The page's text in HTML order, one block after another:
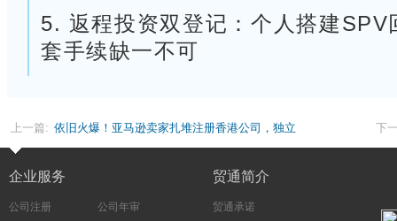
5. 返程投资双登记：个人搭建
套手续缺一不可
上一篇: 依旧火爆！亚马逊卖家扎堆注册香港公司，独立
地址已成标配
下
企业服务
公司注册
公司年审
贸通简介
贸通承诺